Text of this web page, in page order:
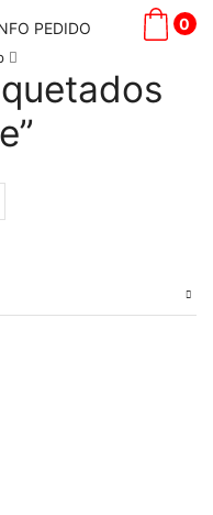
PEDIDO 0